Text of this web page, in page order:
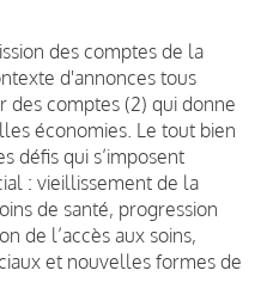
des comptes de la
d'annonces tous
des comptes (2) qui donne
économies. Le tout bien
défis qui s’imposent
: vieillissement de la
de santé, progression
de l’accès aux soins,
et nouvelles formes de